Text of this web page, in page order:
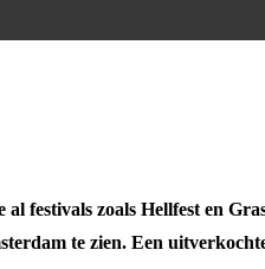
festivals zoals Hellfest en
te zien. Een